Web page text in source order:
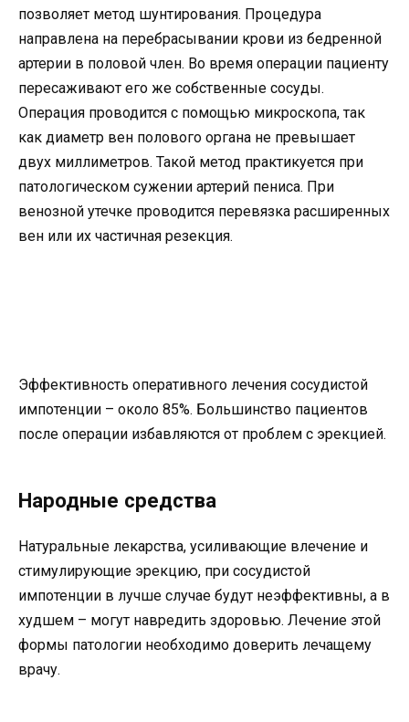
позволяет метод шунтирования. Процедура
направлена на перебрасывании крови из бедренной
артерии в половой член. Во время операции пациенту
пересаживают его же собственные сосуды.
Операция проводится с помощью микроскопа, так
как диаметр вен полового органа не превышает
двух миллиметров. Такой метод практикуется при
патологическом сужении артерий пениса. При
венозной утечке проводится перевязка расширенных
вен или их частичная резекция.
Эффективность оперативного лечения сосудистой
импотенции – около 85%. Большинство пациентов
после операции избавляются от проблем с эрекцией.
Народные средства
Натуральные лекарства, усиливающие влечение и
стимулирующие эрекцию, при сосудистой
импотенции в лучше случае будут неэффективны, а в
худшем – могут навредить здоровью. Лечение этой
формы патологии необходимо доверить лечащему
врачу.